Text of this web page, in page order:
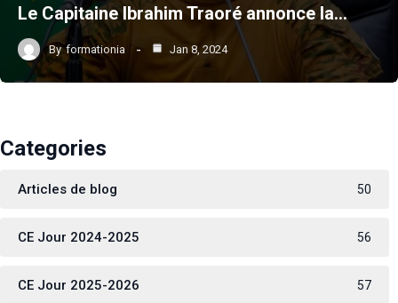
Le Capitaine Ibrahim Traoré annonce la…
By formationia Jan 8, 2024
Categories
Articles de blog 50
CE Jour 2024-2025 56
CE Jour 2025-2026 57